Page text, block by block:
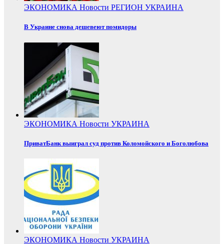
ЭКОНОМИКА Новости РЕГИОН УКРАИНА
В Украине снова дешевеют помидоры
ЭКОНОМИКА Новости УКРАИНА
ПриватБанк выиграл суд против Коломойского и Боголюбова
ЭКОНОМИКА Новости УКРАИНА